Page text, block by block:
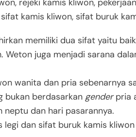
memiliki dua sifat yaitu
Weton juga menjadi sarana
wanita dan pria sebenarnya
bukan berdasarkan genderpria
neptu dan hari pasarannya.
legi dan sifat buruk kamis kliwon